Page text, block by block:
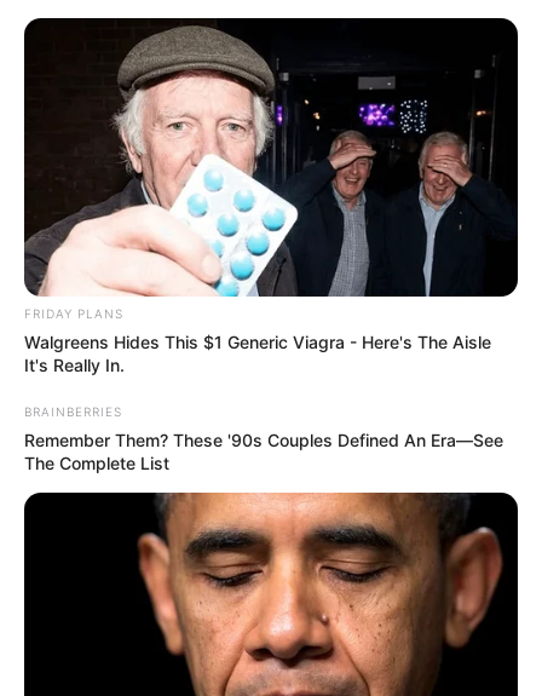
au
AU PETIT PARIEUR
Pronostic Gratuit du Tiercé Quinté PMU du jour
Menu
PRONOSTIC QUINTÉ PRIX 220 ANS
HIPPODROME DE LA BAIE
FRIDAY PLANS
Walgreens Hides This $1 Generic Viagra - Here's The Aisle
It's Really In.
BRAINBERRIES
Remember Them? These '90s Couples Defined An Era—See
The Complete List